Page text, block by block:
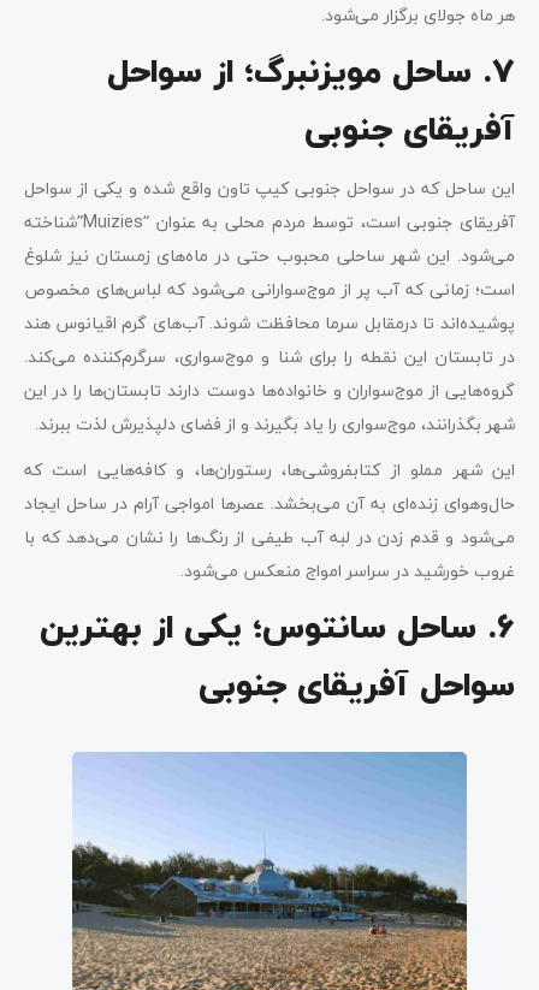
هر ماه جولای برگزار می‌شود.
7. ساحل مویزنبرگ؛ از سواحل
آفریقای جنوبی
این ساحل که در سواحل جنوبی کیپ تاون واقع شده و یکی از سواحل
آفریقای جنوبی است، توسط مردم محلی به عنوان “Muizies”شناخته
می‌شود. این شهر ساحلی محبوب حتی در ماه‌های زمستان نیز شلوغ
است؛ زمانی که آب پر از موج‌سوارانی می‌شود که لباس‌های مخصوص
پوشیده‌اند تا درمقابل سرما محافظت شوند. آب‌های گرم اقیانوس هند
در تابستان این نقطه را برای شنا و موج‌سواری، سرگرم‌کننده می‌کند.
گروه‌هایی از موج‌سواران و خانواده‌ها دوست دارند تابستان‌ها را در این
شهر بگذرانند، موج‌سواری را یاد بگیرند و از فضای دلپذیرش لذت ببرند.
این شهر مملو از کتابفروشی‌ها، رستوران‌ها، و کافه‌هایی است که
حال‌وهوای زنده‌ای به آن می‌بخشد. عصرها امواجی آرام در ساحل ایجاد
می‌شود و قدم زدن در لبه آب طیفی از رنگ‌ها را نشان می‌دهد که با
غروب خورشید در سراسر امواج منعکس می‌شود.
6. ساحل سانتوس؛ یکی از بهترین
سواحل آفریقای جنوبی